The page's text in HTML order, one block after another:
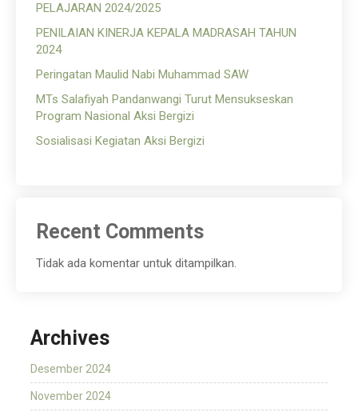
PELAJARAN 2024/2025
PENILAIAN KINERJA KEPALA MADRASAH TAHUN
2024
Peringatan Maulid Nabi Muhammad SAW
MTs Salafiyah Pandanwangi Turut Mensukseskan
Program Nasional Aksi Bergizi
Sosialisasi Kegiatan Aksi Bergizi
Recent Comments
Tidak ada komentar untuk ditampilkan.
Archives
Desember 2024
November 2024